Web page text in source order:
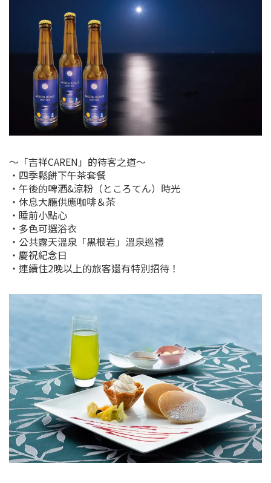
～「吉祥CAREN」的待客之道～
・四季鬆餅下午茶套餐
・午後的啤酒&涼粉（ところてん）時光
・休息大廳供應咖啡＆茶
・睡前小點心
・多色可選浴衣
・公共露天溫泉「黑根岩」溫泉巡禮
・慶祝紀念日
・連續住2晚以上的旅客還有特別招待！